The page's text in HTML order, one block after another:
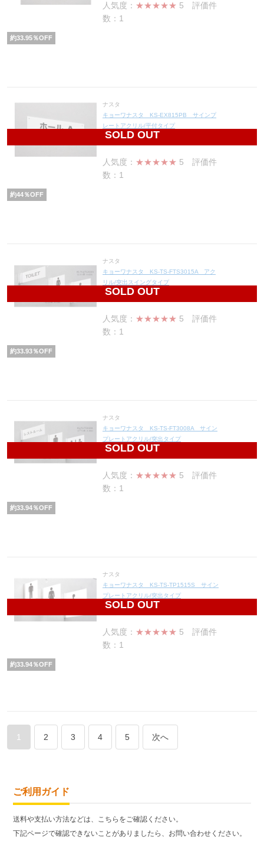
人気度： ★★★★★ 5 評価件
数：1
約33.95％OFF
SOLD OUT
ナスタ
キョーワナスタ KS-EX815PB サインプ
レートアクリル/平付タイプ
896
人気度： ★★★★★ 5 評価件
数：1
約44％OFF
SOLD OUT
ナスタ
キョーワナスタ KS-TS-FTS3015A アク
リル/突出スイングタイプ
5,550
人気度： ★★★★★ 5 評価件
数：1
約33.93％OFF
SOLD OUT
ナスタ
キョーワナスタ KS-TS-FT3008A サイン
プレートアクリル/突出タイプ
2,180
人気度： ★★★★★ 5 評価件
数：1
約33.94％OFF
SOLD OUT
ナスタ
キョーワナスタ KS-TS-TP1515S サイン
プレートアクリル/突出タイプ
4,690
人気度： ★★★★★ 5 評価件
数：1
約33.94％OFF
1 2 3 4 5 次へ
ご利用ガイド
送料や支払い方法などは、こちらをご確認ください。
下記ページで確認できないことがありましたら、お問い合わせください。